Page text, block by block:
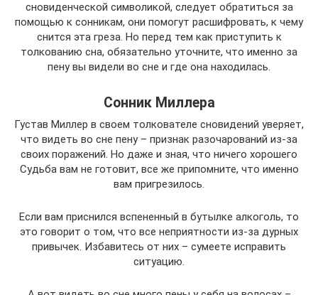
сновиденческой символикой, следует обратиться за
помощью к сонникам, они помогут расшифровать, к чему
снится эта греза. Но перед тем как приступить к
толкованию сна, обязательно уточните, что именно за
пену вы видели во сне и где она находилась.
Сонник Миллера
Густав Миллер в своем толкователе сновидений уверяет,
что видеть во сне пену – признак разочарований из-за
своих поражений. Но даже и зная, что ничего хорошего
Судьба вам не готовит, все же припомните, что именно
вам пригрезилось.
Если вам приснился вспененный в бутылке алкоголь, то
это говорит о том, что все неприятности из-за дурных
привычек. Избавитесь от них – сумеете исправить
ситуацию.